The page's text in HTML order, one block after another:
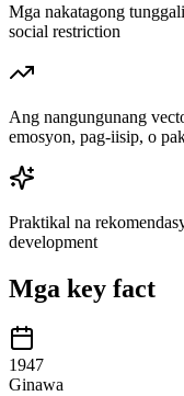
Mga nakatagong
social restriction
Ang nangungunang
emosyon, pag-iisip, o
Praktikal na
development
Mga key fact
1947
Ginawa